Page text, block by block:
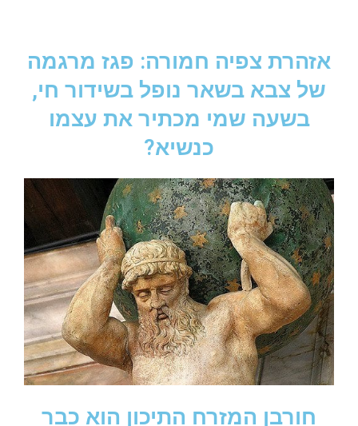
אזהרת צפיה חמורה: פגז מרגמה
של צבא בשאר נופל בשידור חי,
בשעה שמי מכתיר את עצמו
כנשיא?
חורבן המזרח התיכון הוא כבר